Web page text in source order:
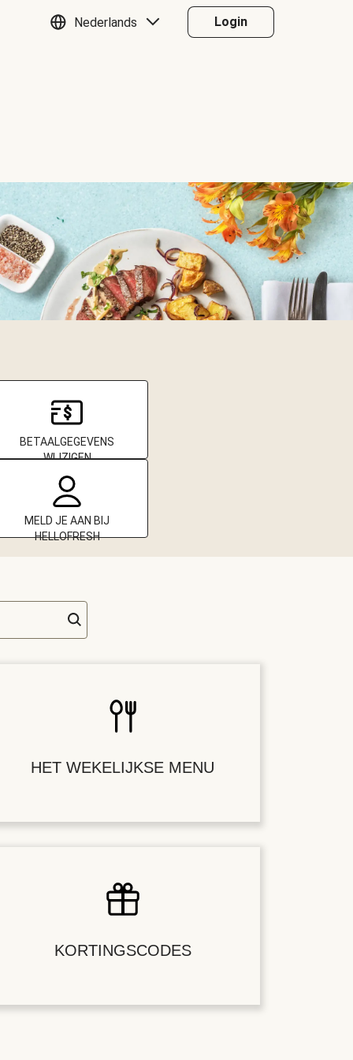
Nederlands Login
BETAALGEGEVENS
WIJZIGEN
MELD JE AAN BIJ
HELLOFRESH
HET WEKELIJKSE MENU
KORTINGSCODES